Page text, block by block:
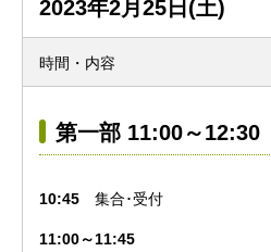
2023年2月25日(土)
時間・内容
第一部 11:00～12:30
10:45 集合･受付
11:00～11:45